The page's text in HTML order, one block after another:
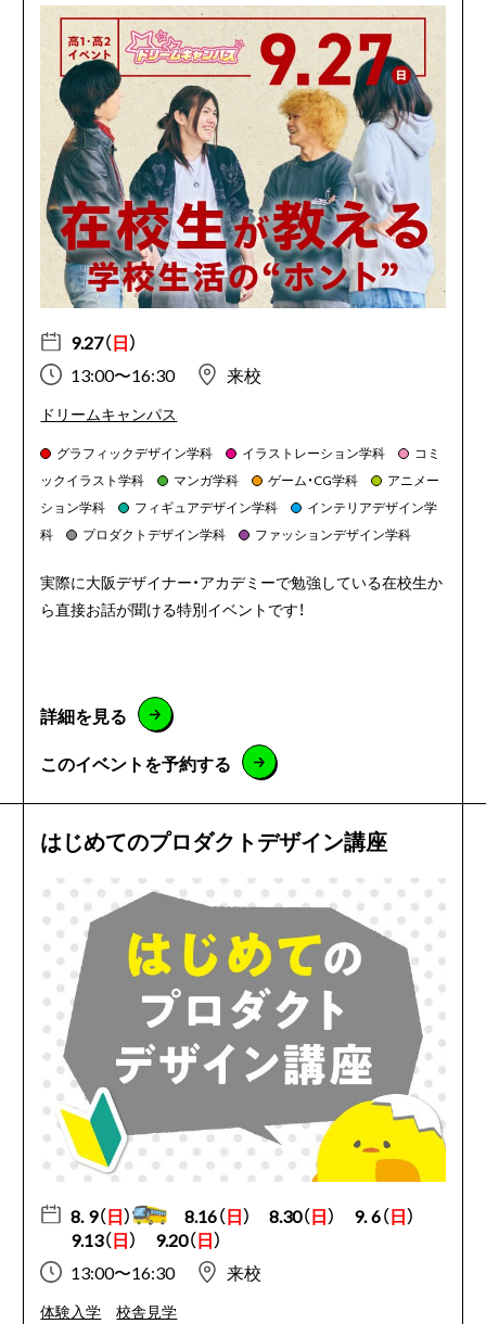
9.27（日）
13:00〜16:30
来校
ドリームキャンパス
グラフィックデザイン学科 イラストレーション学科
コミ
ックイラスト学科
マンガ学科 ゲーム・CG学科
アニメー
ション学科
フィギュアデザイン学科
インテリアデザイン学
科
プロダクトデザイン学科 ファッションデザイン学科
実際に大阪デザイナー・アカデミーで勉強している在校生か
ら直接お話が聞ける特別イベントです！
詳細を見る
このイベントを予約する
はじめてのプロダクトデザイン講座
8. 9（日） 8.16（日） 8.30（日） 9. 6（日）
9.13（日） 9.20（日）
13:00〜16:30
来校
体験入学 校舎見学